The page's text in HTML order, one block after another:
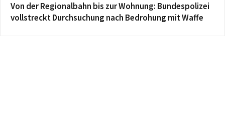
Von der Regionalbahn bis zur Wohnung: Bundespolizei
vollstreckt Durchsuchung nach Bedrohung mit Waffe